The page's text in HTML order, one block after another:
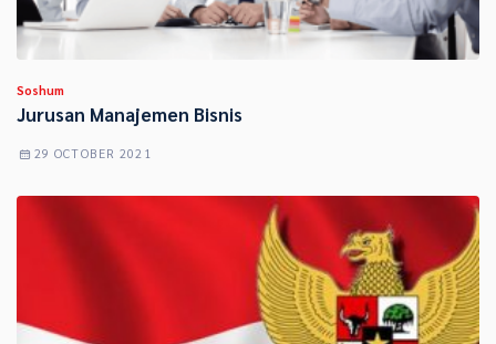
Soshum
Jurusan Manajemen Bisnis
29 OCTOBER 2021